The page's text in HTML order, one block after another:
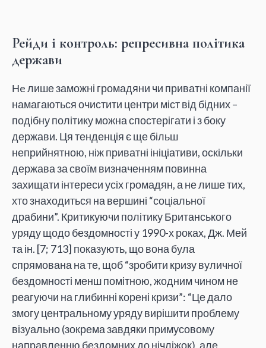
Рейди і контроль: репресивна політика
держави
Нe лише заможні громадяни чи приватні компанії
намагаються очистити центри міст від бідних –
подібну політику можна спостерігати і з боку
держави. Ця тенденція є ще більш
неприйнятною, ніж приватні ініціативи, оскільки
держава за своїм визначенням повинна
захищати інтереси усіх громадян, а не лише тих,
хто знаходиться на вершині “соціальної
драбини”. Критикуючи політику Британського
уряду щодо бездомності у 1990-х роках, Дж. Мей
та ін. [7; 713] показують, що вона була
спрямована на те, щоб “зробити кризу вуличної
бездомності менш помітною, жодним чином не
реагуючи на глибинні корені кризи”: “Це дало
змогу центральному уряду вирішити проблему
візуально (зокрема завдяки примусовому
направленню бездомних до нічліжок), але